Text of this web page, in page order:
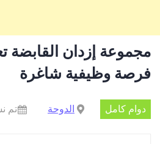
فرصة وظيفية شاغرة
دوام كامل الدوحة تم